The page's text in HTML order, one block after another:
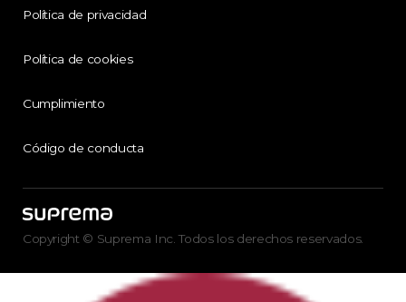
Política de privacidad
Política de cookies
Cumplimiento
Código de conducta
Copyright © Suprema Inc. Todos los derechos reservados.